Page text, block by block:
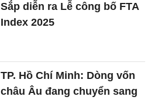
Sắp diễn ra Lễ công bố FTA
Index 2025
TP. Hồ Chí Minh: Dòng vốn
châu Âu đang chuyển sang